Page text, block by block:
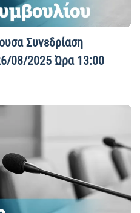
Συνεδρίαση
08/2025 Ώρα 13:00